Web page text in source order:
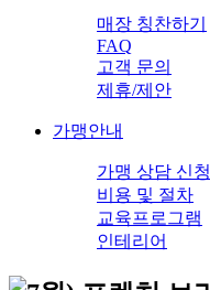
매장 칭찬하기
FAQ
고객 문의
제휴/제안
가맹안내
가맹 상담 신청
비용 및 절차
교육프로그램
인테리어